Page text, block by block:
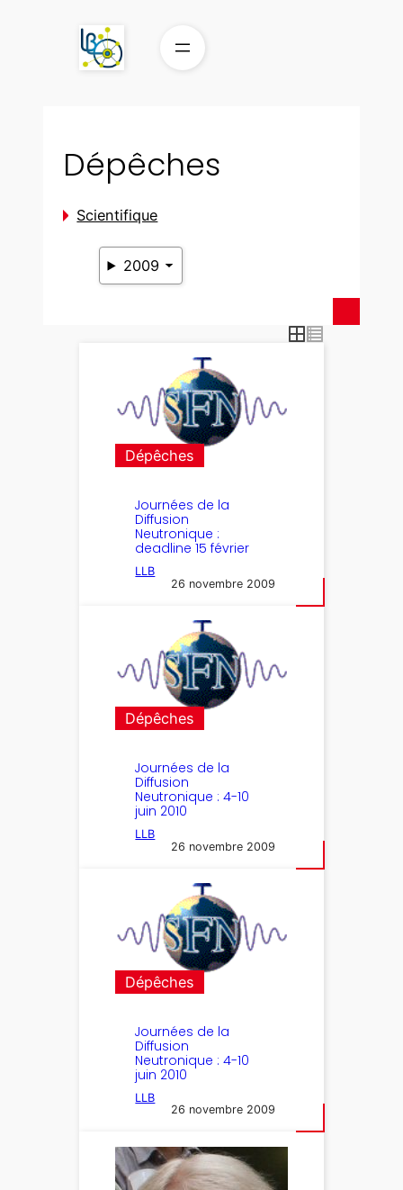
Dépêches
Scientifique
2009
Dépêches
Journées de la
Diffusion
Neutronique :
deadline 15 février
LLB
26 novembre 2009
Dépêches
Journées de la
Diffusion
Neutronique : 4-10
juin 2010
LLB
26 novembre 2009
Dépêches
Journées de la
Diffusion
Neutronique : 4-10
juin 2010
LLB
26 novembre 2009